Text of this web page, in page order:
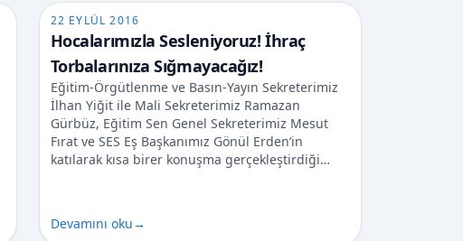
22 EYLÜL 2016
Hocalarımızla Sesleniyoruz! İhraç
Torbalarınıza Sığmayacağız!
Eğitim-Örgütlenme ve Basın-Yayın Sekreterimiz
İlhan Yiğit ile Mali Sekreterimiz Ramazan
Gürbüz, Eğitim Sen Genel Sekreterimiz Mesut
Fırat ve SES Eş Başkanımız Gönül Erden’in
katılarak kısa birer konuşma gerçekleştirdiği…
Devamını oku→